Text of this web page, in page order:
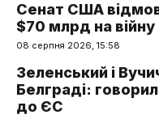
Сенат США
$70 млрд на війну
08 серпня 2026, 15:58
Зеленський і
Белграді:
до ЄС